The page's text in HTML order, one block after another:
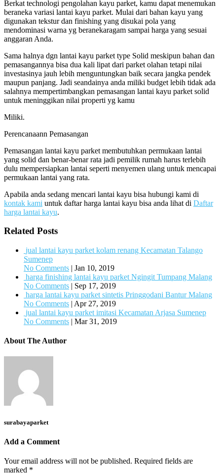
Berkat technologi pengolahan kayu parket, kamu dapat menemukan
beraneka variasi lantai kayu parket. Mulai dari bahan kayu yang
digunakan tekstur dan finishing yang disukai pola yang
mendominasi warna yg beranekaragam sampai harga yang sesuai
anggaran Anda.
Sama halnya dgn lantai kayu parket type Solid meskipun bahan dan
pemasangannya bisa dua kali lipat dari parket olahan tetapi nilai
investasinya jauh lebih menguntungkan baik secara jangka pendek
maupun panjang. Jadi seandainya anda miliki budget lebih tidak ada
salahnya mempertimbangkan pemasangan lantai kayu parket solid
untuk meninggikan nilai properti yg kamu
Miliki.
Perencanaann Pemasangan
Pemasangan lantai kayu parket membutuhkan permukaan lantai
yang solid dan benar-benar rata jadi pemilik rumah harus terlebih
dulu mempersiapkan lantai seperti menyemen ulang untuk mencapai
permukaan lantai yang rata.
Apabila anda sedang mencari lantai kayu bisa hubungi kami di
kontak kami untuk daftar harga lantai kayu bisa anda lihat di Daftar
harga lantai kayu.
Related Posts
jual lantai kayu parket kolam renang Kecamatan Talango
Sumenep
No Comments | Jan 10, 2019
harga finishing lantai kayu parket Ngingit Tumpang Malang
No Comments | Sep 17, 2019
harga lantai kayu parket sintetis Pringgodani Bantur Malang
No Comments | Apr 27, 2019
jual lantai kayu parket imitasi Kecamatan Arjasa Sumenep
No Comments | Mar 31, 2019
About The Author
surabayaparket
Add a Comment
Your email address will not be published. Required fields are
marked *